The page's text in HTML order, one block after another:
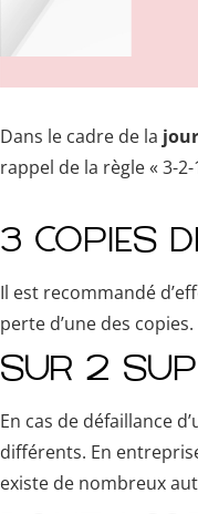
Dans le cadre de la
rappel de la règle « 3-2-
3 COPIES
Il est recommandé
perte d’une des copies.
SUR 2
En cas de défaillance
différents. En
existe de nombreux